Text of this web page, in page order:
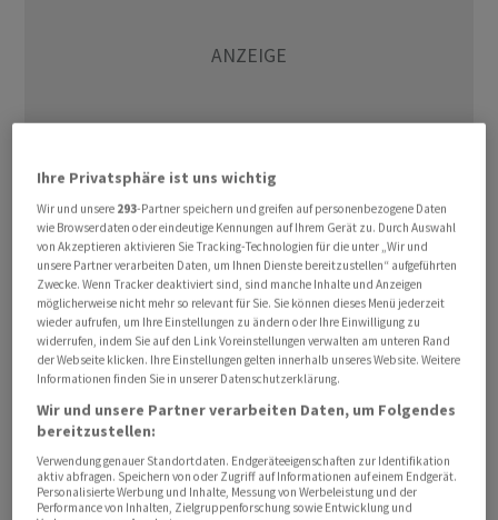
Der Broker IG taxierte den schon jüngst lethargischen
Dow Jones Industrial am Montag über eine Stunde vor
Handelsbeginn 0,2 Prozent höher auf 51.645 Punkte.
Den technologielastigen Nasdaq 100 sieht IG 0,1 Prozent
fester bei 30.449 Punkten - dieser hatte am Donnerstag
deutlich erholt geschlossen.
Weiter unaufhaltsam scheint der Aufwärtstrend im
Halbleitersektor. Die Aktien von Intel zogen vorbörslich
um 2,7 Prozent an. Sie hatten bereits am Donnerstag
Ihre Privatsphäre ist uns wichtig
Wir und unsere 293-Partner speichern und greifen auf personenbezogene Daten
wie Browserdaten oder eindeutige Kennungen auf Ihrem Gerät zu. Durch Auswahl
von Akzeptieren aktivieren Sie Tracking-Technologien für die unter „Wir und
unsere Partner verarbeiten Daten, um Ihnen Dienste bereitzustellen“ aufgeführten
Zwecke. Wenn Tracker deaktiviert sind, sind manche Inhalte und Anzeigen
möglicherweise nicht mehr so relevant für Sie. Sie können dieses Menü jederzeit
wieder aufrufen, um Ihre Einstellungen zu ändern oder Ihre Einwilligung zu
widerrufen, indem Sie auf den Link Voreinstellungen verwalten am unteren Rand
der Webseite klicken. Ihre Einstellungen gelten innerhalb unseres Website. Weitere
Informationen finden Sie in unserer Datenschutzerklärung.
Wir und unsere Partner verarbeiten Daten, um Folgendes
bereitzustellen:
Verwendung genauer Standortdaten. Endgeräteeigenschaften zur Identifikation
aktiv abfragen. Speichern von oder Zugriff auf Informationen auf einem Endgerät.
Personalisierte Werbung und Inhalte, Messung von Werbeleistung und der
Performance von Inhalten, Zielgruppenforschung sowie Entwicklung und